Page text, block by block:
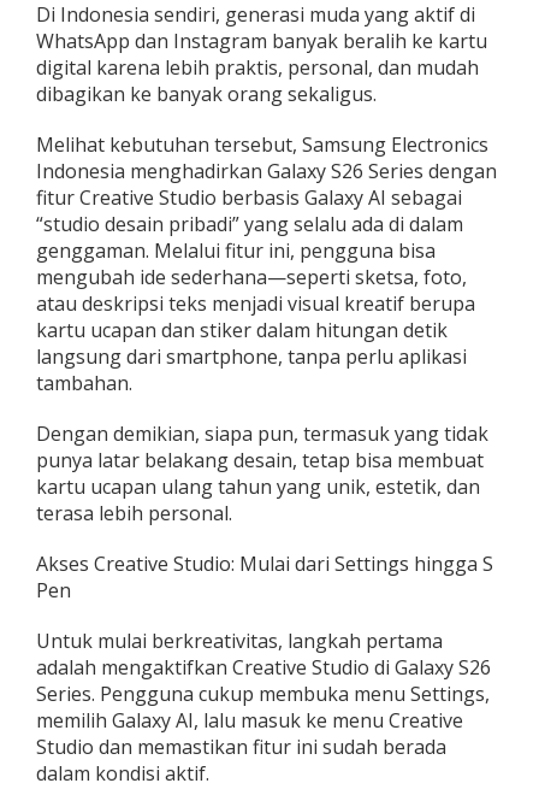
n
g
a
h
a
k
C
r
e
a
t
i
v
t
u
d
i
o
i
G
a
x
y
S
2
6
S
Di Indonesia sendiri, generasi muda yang aktif di
WhatsApp dan Instagram banyak beralih ke kartu
digital karena lebih praktis, personal, dan mudah
dibagikan ke banyak orang sekaligus.
Melihat kebutuhan tersebut, Samsung Electronics
Indonesia menghadirkan Galaxy S26 Series dengan
fitur Creative Studio berbasis Galaxy AI sebagai
“studio desain pribadi” yang selalu ada di dalam
genggaman. Melalui fitur ini, pengguna bisa
mengubah ide sederhana—seperti sketsa, foto,
atau deskripsi teks menjadi visual kreatif berupa
kartu ucapan dan stiker dalam hitungan detik
langsung dari smartphone, tanpa perlu aplikasi
tambahan.
Dengan demikian, siapa pun, termasuk yang tidak
punya latar belakang desain, tetap bisa membuat
kartu ucapan ulang tahun yang unik, estetik, dan
terasa lebih personal.
Akses Creative Studio: Mulai dari Settings hingga S
Pen
Untuk mulai berkreativitas, langkah pertama
adalah mengaktifkan Creative Studio di Galaxy S26
Series. Pengguna cukup membuka menu Settings,
memilih Galaxy AI, lalu masuk ke menu Creative
Studio dan memastikan fitur ini sudah berada
dalam kondisi aktif.